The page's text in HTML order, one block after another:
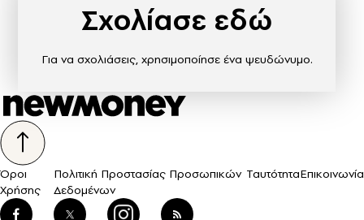
Σχολίασε εδώ
Για να σχολιάσεις, χρησιμοποίησε ένα ψευδώνυμο.
Όροι
Χρήσης
Πολιτική Προστασίας Προσωπικών
Δεδομένων
ΤαυτότηταΕπικοινωνία